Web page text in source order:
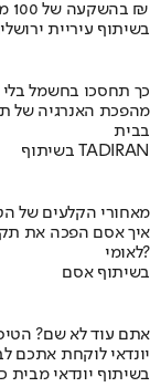
בהשקעה של 100 מיליון ₪
בשיתוף עיריית
כך תחסכו בחשמל בלי
מהפכת האנרגיה של
בבית
בשיתוף TADIRAN
מאחורי הקלעים של
לאומי?
בשיתוף אסם
אתם עוד לא שם?
יונדאי לוקחת אתכם
בשיתוף יונדאי מבית